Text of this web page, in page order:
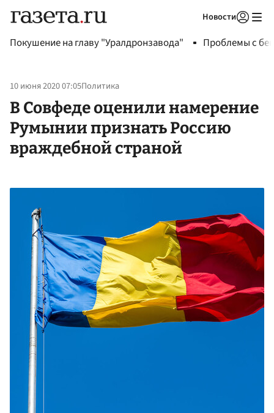
Новости
Покушение на главу "Уралдронзавода" Проблемы с
10 июня 2020 07:05Политика
В Совфеде оценили намерение
Румынии признать Россию
враждебной страной